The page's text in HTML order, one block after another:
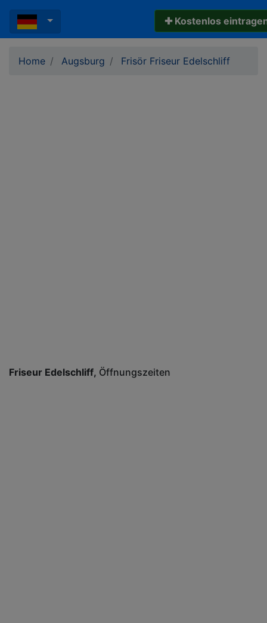
✚ Kostenlos
Home Augsburg Frisör Friseur Edelschliff
Friseur Edelschliff Öffnungszeiten